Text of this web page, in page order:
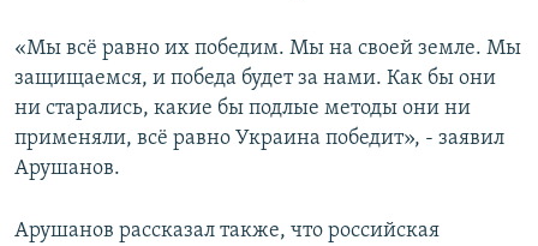
«Мы всё равно их победим. Мы на своей земле. Мы
защищаемся, и победа будет за нами. Как бы они
ни старались, какие бы подлые методы они ни
применяли, всё равно Украина победит», - заявил
Арушанов.
Арушанов рассказал также, что российская